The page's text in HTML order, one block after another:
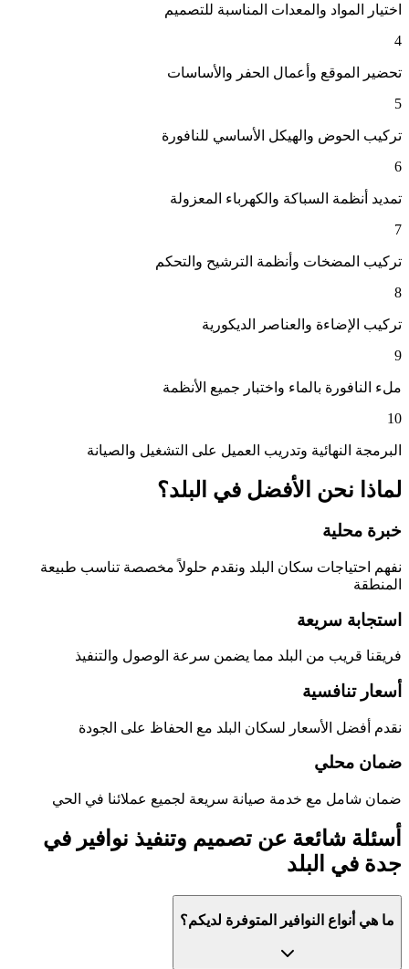
اختيار المواد والمعدات المناسبة للتصميم
4
تحضير الموقع وأعمال الحفر والأساسات
5
تركيب الحوض والهيكل الأساسي للنافورة
6
تمديد أنظمة السباكة والكهرباء المعزولة
7
تركيب المضخات وأنظمة الترشيح والتحكم
8
تركيب الإضاءة والعناصر الديكورية
9
ملء النافورة بالماء واختبار جميع الأنظمة
10
البرمجة النهائية وتدريب العميل على التشغيل والصيانة
لماذا نحن الأفضل في البلد؟
خبرة محلية
نفهم احتياجات سكان البلد ونقدم حلولاً مخصصة تناسب طبيعة
المنطقة
استجابة سريعة
فريقنا قريب من البلد مما يضمن سرعة الوصول والتنفيذ
أسعار تنافسية
نقدم أفضل الأسعار لسكان البلد مع الحفاظ على الجودة
ضمان محلي
ضمان شامل مع خدمة صيانة سريعة لجميع عملائنا في الحي
أسئلة شائعة عن تصميم وتنفيذ نوافير في
جدة في البلد
ما هي أنواع النوافير المتوفرة لديكم؟